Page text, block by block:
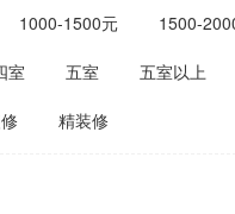
1000-1500元 1500-
元以上
室 五室 五室以上
精装修